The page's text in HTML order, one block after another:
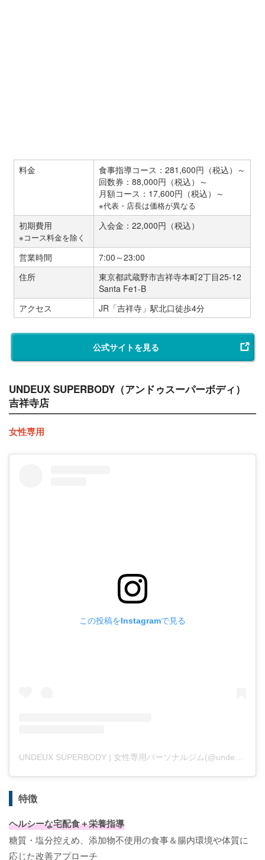
料金
食事指導コース：281,600円（税込）～
回数券：88,000円（税込）～
月額コース：17,600円（税込）～
※代表・店長は価格が異なる
初期費用
※コース料金を除く
入会金：22,000円（税込）
営業時間
7:00～23:00
住所
東京都武蔵野市吉祥寺本町2丁目25-12
Santa Fe1-B
アクセス
JR「吉祥寺」駅北口徒歩4分
公式サイトを見る
UNDEUX SUPERBODY（アンドゥスーパーボディ）
吉祥寺店
女性専用
この投稿をInstagramで見る
特徴
ヘルシーな宅配食＋栄養指導
糖質・塩分控えめ、添加物不使用の食事＆腸内環境や体質に
応じた改善アプローチ